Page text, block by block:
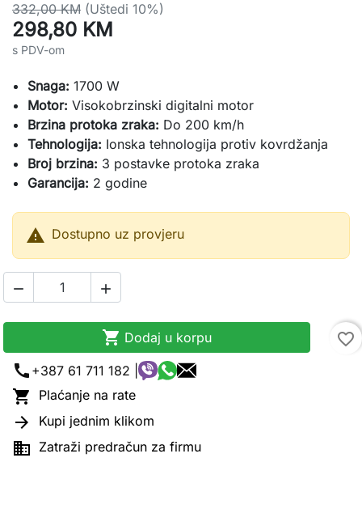
332,00 KM (Uštedi 10%)
298,80 KM
s PDV-om
Snaga: 1700 W
Motor: Visokobrzinski digitalni motor
Brzina protoka zraka: Do 200 km/h
Tehnologija: Ionska tehnologija protiv kovrdžanja
Broj brzina: 3 postavke protoka zraka
Garancija: 2 godine
 Dostupno uz provjeru
 
 Dodaj u korpu
favorite_border
call +387 61 711 182 |
 Plaćanje na rate
 Kupi jednim klikom
 Zatraži predračun za firmu